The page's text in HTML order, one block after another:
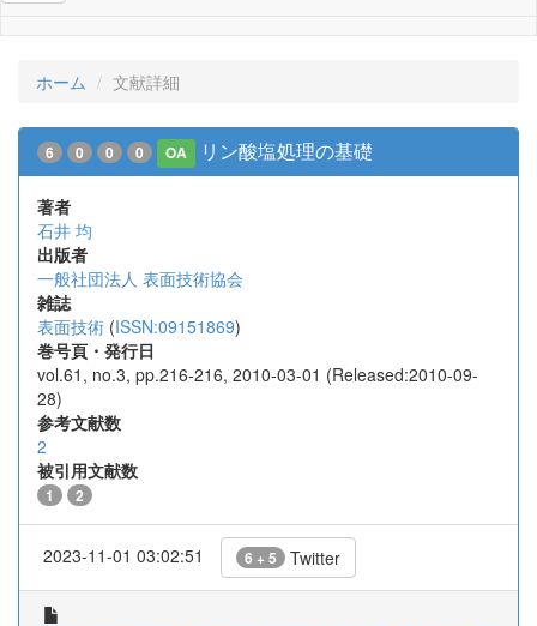
ホーム 文献詳細
6 0 0 0 OA リン酸塩処理の基礎
著者
石井 均
出版者
一般社団法人 表面技術協会
雑誌
表面技術 (ISSN:09151869)
巻号頁・発行日
vol.61, no.3, pp.216-216, 2010-03-01 (Released:2010-09-
28)
参考文献数
2
被引用文献数
1 2
2023-11-01 03:02:51 6 + 5 Twitter